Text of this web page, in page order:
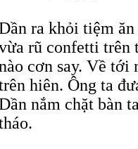
ra khỏi tiệm
rũ confetti trên
cơn say. Về tới
hiên. Ông ta
nắm chặt bàn